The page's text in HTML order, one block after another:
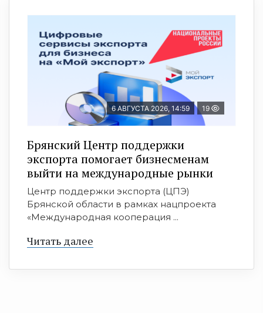
6 АВГУСТА 2026, 14:59 19
Брянский Центр поддержки
экспорта помогает бизнесменам
выйти на международные рынки
Центр поддержки экспорта (ЦПЭ)
Брянской области в рамках нацпроекта
«Международная кооперация ...
Читать далее